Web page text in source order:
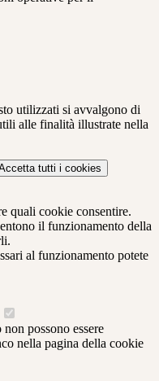
utilizzati si avvalgono di
alle finalità illustrate nella
tutti i cookies
quali cookie consentire.
il funzionamento della
al funzionamento potete
possono essere
nella pagina della cookie